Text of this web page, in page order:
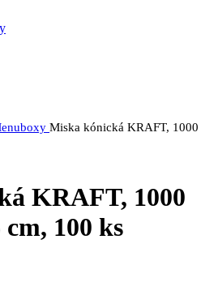
Miska kónická KRAFT, 1000
KRAFT, 1000
100 ks